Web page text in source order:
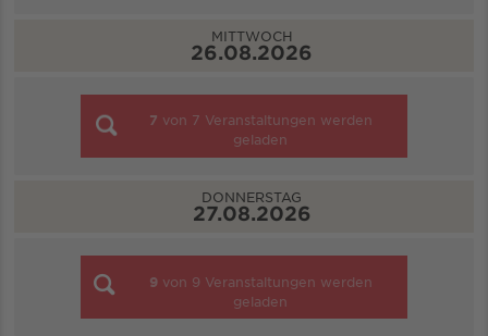
MITTWOCH
26.08.2026
7 von 7 Veranstaltungen werden
geladen
DONNERSTAG
27.08.2026
9 von 9 Veranstaltungen werden
geladen